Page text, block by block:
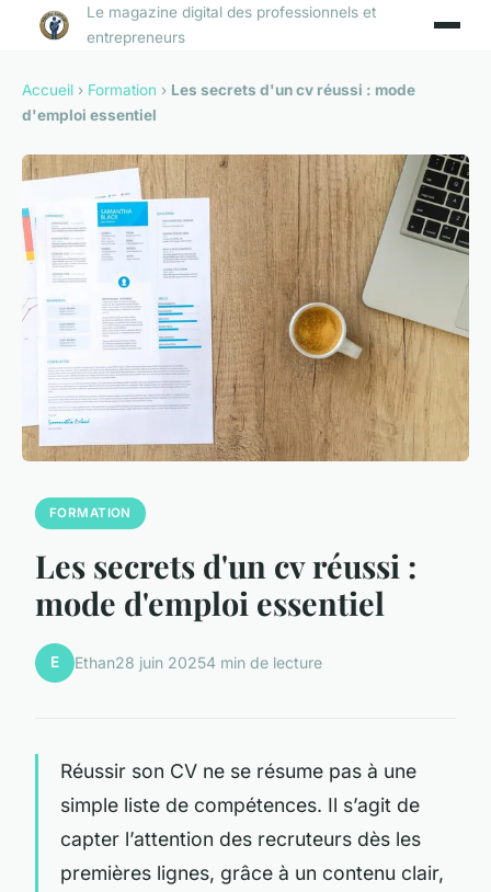
Le magazine digital des professionnels et
entrepreneurs
Accueil › Formation › Les secrets d'un cv réussi : mode
d'emploi essentiel
FORMATION
Les secrets d'un cv réussi :
mode d'emploi essentiel
E Ethan28 juin 20254 min de lecture
Réussir son CV ne se résume pas à une
simple liste de compétences. Il s’agit de
capter l’attention des recruteurs dès les
premières lignes, grâce à un contenu clair,